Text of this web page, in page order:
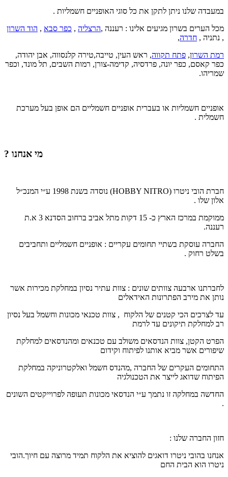
במעבדה שלנו ניתן לתקן את כל סוגי האופניים חשמליות .
מכל הערים בשרון מגיעים אלינו : רעננה ,הרצליה , כפר סבא , הוד השרון
, נתניה , חדרה,
רמת השרון, פתח תקווה, ראש העין, טייבה,טירה קלנסווה, אבן יהודה,
כפר קאסם, כפר יונה, פרדסיה, קדימה-צורן, רמות השבים, תל מונד, וכפר
שמריהו.
אופניים חשמליות או בעברית אופניים חשמליים הם אופן בעל מערכת
חשמלית .
מי אנחנו ?
חברת הובי ניטרו (HOBBY NITRO
) נוסדה בשנת 1998 ע״י המנכ״ל
אלון שלו .
ממוקמת במרכז הארץ כ- 15 דקות מתל אביב ברחוב הסדנא 3 א.ת
רעננה.
החברה עוסקת בשתיי תחומים עקריים : אופניים חשמליים ותחביבים
בשלט רחוק .
לחברתנו ארבעה צוותים שונים : צוות עתיר נסיון במחלקת מכירות אשר
נותן את מירב הפתרונות האידאלים
עד לצרכים הכי קטנים של הלקוח , צוות טכנאי מכונות וחשמל בעל נסיון
רב למחלקת תיקונים עד לרמת
הפרט הקטן, צוות הנדסאים משולב עם טכנאים ומהנדסאים למחלקת
שיפורים אשר מביא אותנו לפיתוח וקידום
התחומים העקרים של החברה ,מהנדס חשמל ואלקטרוניקה במחלקת
הפיתוח שדואג לייצר את הטכנולגיה
החדשה במחלקה זו נתמך ע״י הנדסאי מכונות תעופה לפרוייקטים השונים
.
חזון החברה שלנו :
אנחנו בהובי ניטרו דואגים להוציא את הלקוח תמיד מרוצה עם חיוך.הובי
ניטרו הוא הבית החם